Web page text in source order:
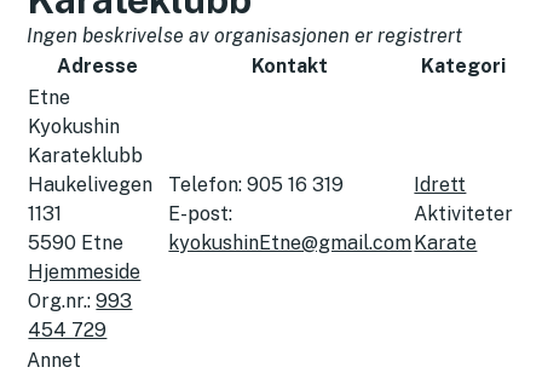
Ingen beskrivelse av organisasjonen er registrert
Adresse
Kontakt
Kategori
Etne
Kyokushin
Karateklubb
Haukelivegen
1131
5590 Etne
Hjemmeside
Org.nr.:993
454 729
Telefon:905 16 319
E-post:
kyokushinEtne@gmail.com
Idrett
Aktiviteter
Karate
Annet